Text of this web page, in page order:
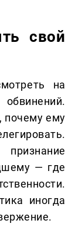
свой
на
почему ему
— где
иногда